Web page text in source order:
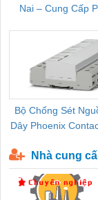
Nai – Cung Cấp
Bộ Chống Sét
Dây Phoenix
Nhà cung